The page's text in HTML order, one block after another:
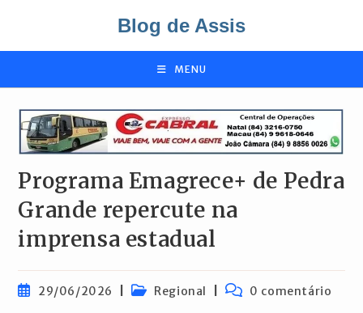
o
Blog de Assis
MENU
Programa Emagrece+ de Pedra
Grande repercute na
imprensa estadual
Post29/06/2026
Categoria
Regional
Comentários
0 comentário